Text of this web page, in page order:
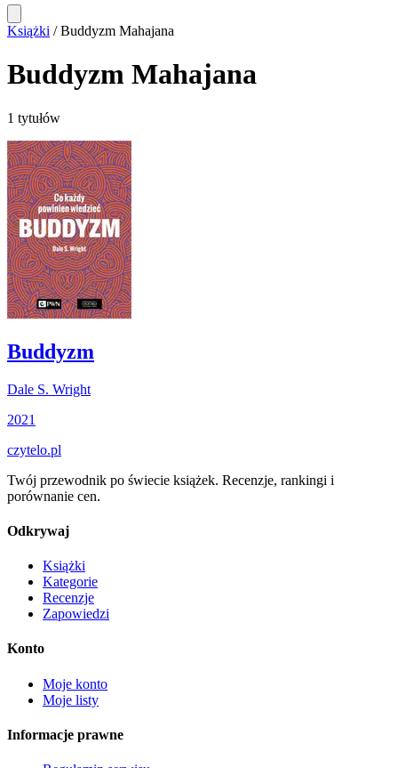
Książki / Buddyzm Mahajana
Buddyzm Mahajana
1 tytułów
Buddyzm
Dale S. Wright
2021
czytelo.pl
Twój przewodnik po świecie książek. Recenzje, rankingi i
porównanie cen.
Odkrywaj
Książki
Kategorie
Recenzje
Zapowiedzi
Konto
Moje konto
Moje listy
Informacje prawne